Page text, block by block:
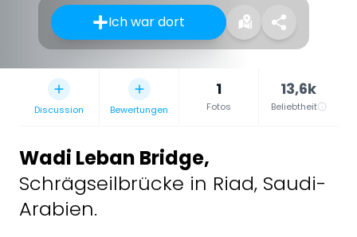
Ich war dort
Discussion Bewertungen
1
Fotos
13,6k
Beliebtheit
Wadi Leban Bridge,
Schrägseilbrücke in Riad, Saudi-
Arabien.